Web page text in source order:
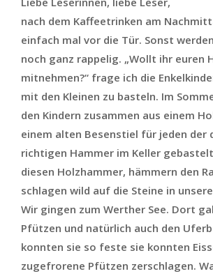
nach dem Kaffeetrinken am
einfach mal vor die Tür. Sonst
noch ganz rappelig. „Wollt ihr euren
mitnehmen?“ frage ich die
mit den Kleinen zu basteln. Im
den Kindern zusammen aus einem
einem alten Besenstiel für jeden der
richtigen Hammer im Keller
diesen Holzhammer, hämmern den
schlagen wild auf die Steine in
Wir gingen zum Werther See. Dort
Pfützen und natürlich auch den
konnten sie so feste sie konnten
zugefrorene Pfützen zerschlagen.